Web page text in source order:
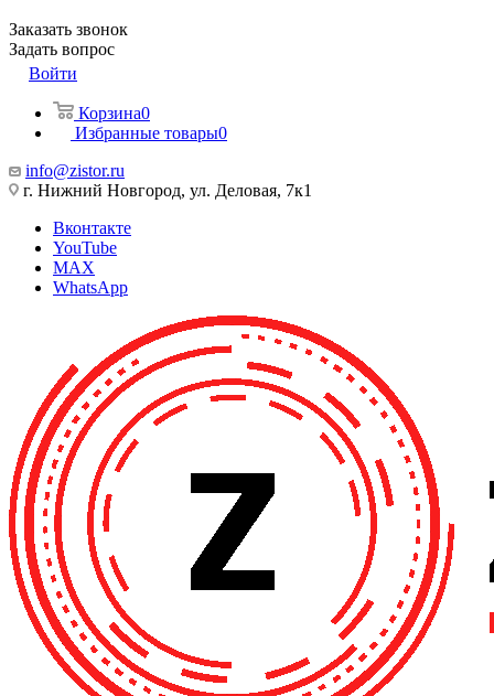
Заказать звонок
Задать вопрос
Войти
Корзина0
Избранные товары0
info@zistor.ru
г. Нижний Новгород, ул. Деловая, 7к1
Вконтакте
YouTube
MAX
WhatsApp